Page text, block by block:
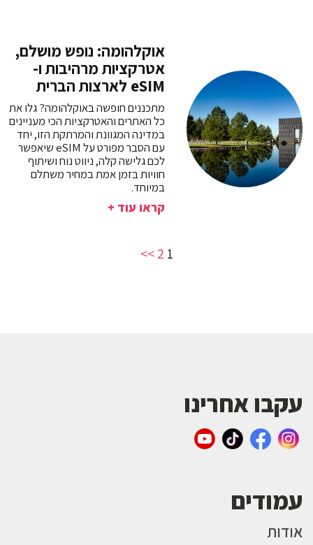
אוקלהומה: נופש מושלם,
אטרקציות מרהיבות ו-
eSIM לארצות הברית
מתכננים חופשה באוקלהומה? גלו את
כל האתרים והאטרקציות הכי מעניינים
במדינה המגוונת והמרתקת הזו, יחד
עם הסבר מפורט על eSIM שיאפשר
לכם גלישה קלה, ניווט נוח ושיתוף
חוויות בזמן אמת במחיר משתלם
במיוחד.
קראו עוד +
1
2
>>
עקבו אחרינו
עמודים
אודות